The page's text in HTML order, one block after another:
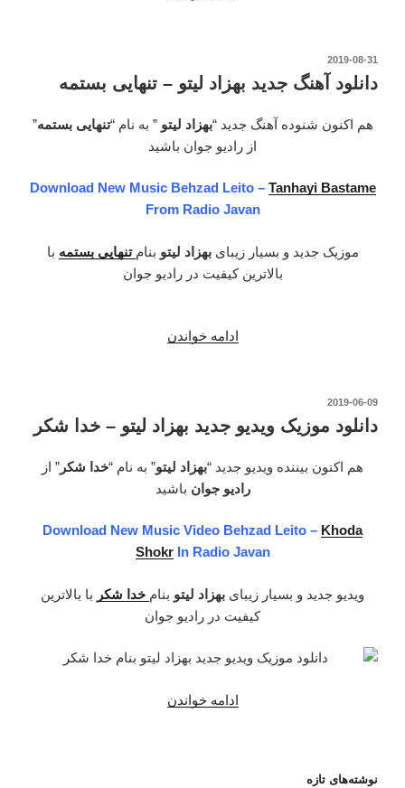
لیتو
تو
این
نوشته‌شده
2019-08-31
دانلود آهنگ جدید بهزاد لیتو – تنهایی بستمه
هم اکنون شنوده آهنگ جدید “بهزاد لیتو” به نام “تنهایی بستمه”
از رادیو جوان باشید
Download New Music Behzad Leito – Tanhayi Bastame
From Radio Javan
موزیک جدید و بسیار زیبایبهزاد لیتو بنام تنهایی بستمه با
بالاترین کیفیت در رادیو جوان
ادامه خواندن
لیتو
تنهایی
بستمه”
نوشته‌شده
2019-06-09
دانلود موزیک ویدیو جدید بهزاد لیتو – خدا شکر
هم اکنون بیننده ویدیو جدید “بهزاد لیتو” به نام “خدا شکر ” از
رادیو جوان باشید
Download New Music Video Behzad Leito – Khoda
ShokrIn Radio Javan
ویدیو جدید و بسیار زیبای بهزاد لیتو بنام خدا شکر با بالاترین
کیفیت در رادیو جوان
ادامه خواندن
نوشته‌های تازه